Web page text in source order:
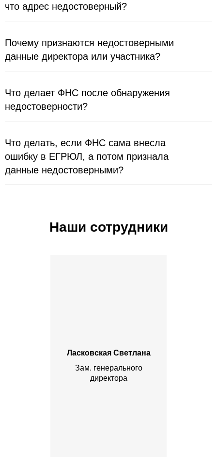
что адрес недостоверный?
Почему признаются недостоверными
данные директора или участника?
Что делает ФНС после обнаружения
недостоверности?
Что делать, если ФНС сама внесла
ошибку в ЕГРЮЛ, а потом признала
данные недостоверными?
Наши сотрудники
Ласковская Светлана
Зам. генерального
директора